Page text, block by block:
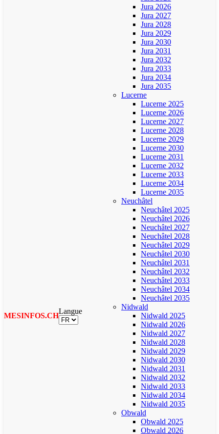
MESINFOS.CH
Langue
Jura 2026
Jura 2027
Jura 2028
Jura 2029
Jura 2030
Jura 2031
Jura 2032
Jura 2033
Jura 2034
Jura 2035
Lucerne
Lucerne 2025
Lucerne 2026
Lucerne 2027
Lucerne 2028
Lucerne 2029
Lucerne 2030
Lucerne 2031
Lucerne 2032
Lucerne 2033
Lucerne 2034
Lucerne 2035
Neuchâtel
Neuchâtel 2025
Neuchâtel 2026
Neuchâtel 2027
Neuchâtel 2028
Neuchâtel 2029
Neuchâtel 2030
Neuchâtel 2031
Neuchâtel 2032
Neuchâtel 2033
Neuchâtel 2034
Neuchâtel 2035
Nidwald
Nidwald 2025
Nidwald 2026
Nidwald 2027
Nidwald 2028
Nidwald 2029
Nidwald 2030
Nidwald 2031
Nidwald 2032
Nidwald 2033
Nidwald 2034
Nidwald 2035
Obwald
Obwald 2025
Obwald 2026